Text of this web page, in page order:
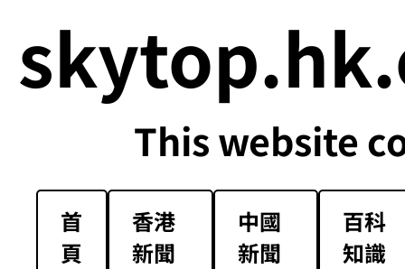
This website
首
頁
香港
新聞
中國
新聞
百科
知識